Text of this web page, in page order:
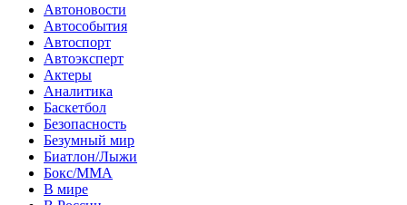
Автоновости
Автособытия
Автоспорт
Автоэксперт
Актеры
Аналитика
Баскетбол
Безопасность
Безумный мир
Биатлон/Лыжи
Бокс/MMA
В мире